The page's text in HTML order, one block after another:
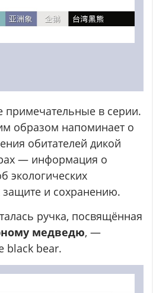
в серии.
образом напоминает о
обитателей дикой
— информация о
экологических
защите и сохранению.
ручка, посвящённая
медведю, —
black bear.